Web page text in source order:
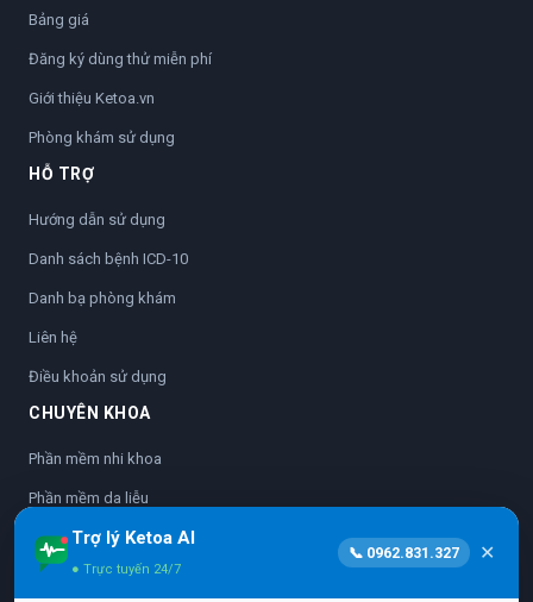
Bảng giá
Đăng ký dùng thử miễn phí
Giới thiệu Ketoa.vn
Phòng khám sử dụng
HỖ TRỢ
Hướng dẫn sử dụng
Danh sách bệnh ICD-10
Danh bạ phòng khám
Liên hệ
Điều khoản sử dụng
CHUYÊN KHOA
Phần mềm nhi khoa
Phần mềm da liễu
Phần mềm nhãn khoa
Phần mềm sản phụ khoa
Trợ lý Ketoa AI
● Trực tuyến 24/7
📞 0962.831.327 ✕